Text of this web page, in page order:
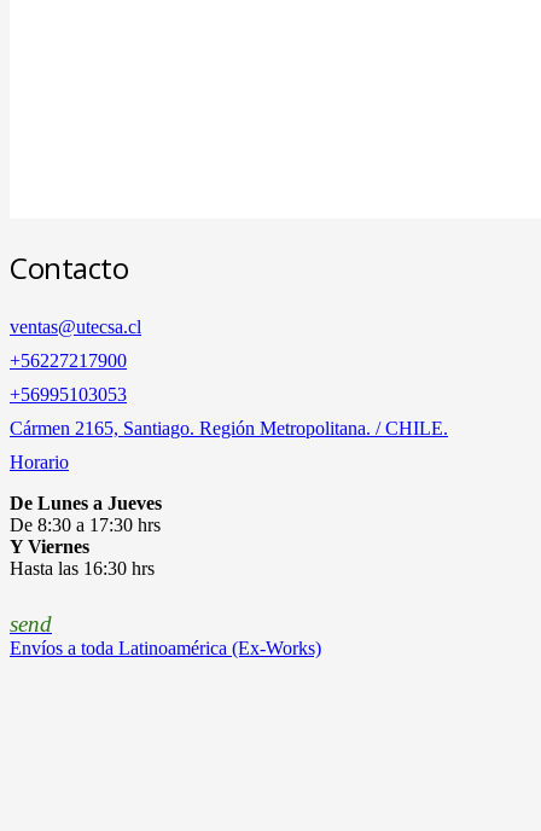
Contacto
ventas@utecsa.cl
+56227217900
‎+56995103053
Cármen 2165, Santiago. Región Metropolitana. / CHILE.
Horario
De Lunes a Jueves
De 8:30 a 17:30 hrs
Y Viernes
Hasta las 16:30 hrs
send
Envíos a toda Latinoamérica (Ex-Works)